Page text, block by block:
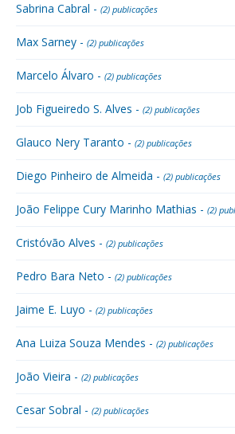
Sabrina Cabral - (2) publicações
Max Sarney - (2) publicações
Marcelo Álvaro - (2) publicações
Job Figueiredo S. Alves - (2) publicações
Glauco Nery Taranto - (2) publicações
Diego Pinheiro de Almeida - (2) publicações
João Felippe Cury Marinho Mathias - (2)
Cristóvão Alves - (2) publicações
Pedro Bara Neto - (2) publicações
Jaime E. Luyo - (2) publicações
Ana Luiza Souza Mendes - (2) publicações
João Vieira - (2) publicações
Cesar Sobral - (2) publicações